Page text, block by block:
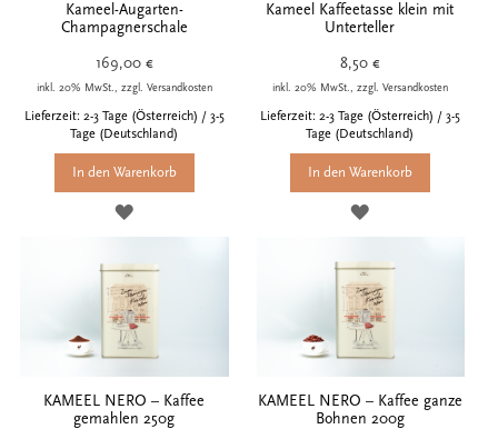
Kameel-Augarten-
Champagnerschale
169,00 €
inkl. 20% MwSt., zzgl. Versandkosten
Lieferzeit: 2-3 Tage (Österreich) / 3-5
Tage (Deutschland)
In den Warenkorb
ZUR
HINZUFÜGEN
Kameel Kaffeetasse klein mit
Unterteller
8,50 €
inkl. 20% MwSt., zzgl. Versandkosten
Lieferzeit: 2-3 Tage (Österreich) / 3-5
Tage (Deutschland)
In den Warenkorb
ZUR
HINZUFÜGEN
KAMEEL NERO – Kaffee
gemahlen 250g
KAMEEL NERO – Kaffee ganze
Bohnen 200g